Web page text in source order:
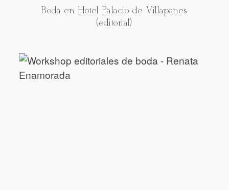
Boda en Hotel Palacio de Villapanés
(editorial)